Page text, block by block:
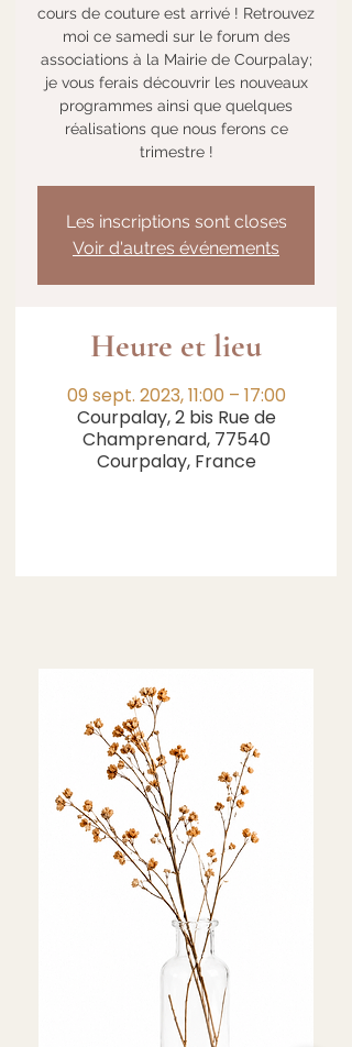
cours de couture est arrivé ! Retrouvez
moi ce samedi sur le forum des
associations à la Mairie de Courpalay;
je vous ferais découvrir les nouveaux
programmes ainsi que quelques
réalisations que nous ferons ce
trimestre !
Les inscriptions sont closes
Voir d'autres événements
Heure et lieu
09 sept. 2023, 11:00 – 17:00
Courpalay, 2 bis Rue de
Champrenard, 77540
Courpalay, France